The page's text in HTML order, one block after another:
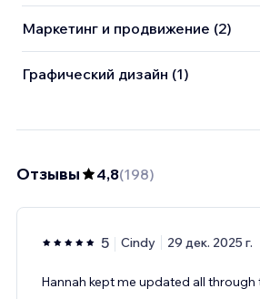
Маркетинг и продвижение (2)
Графический дизайн (1)
Отзывы 4,8(198)
5 Cindy 29 дек. 2025 г.
Hannah kept me updated all through